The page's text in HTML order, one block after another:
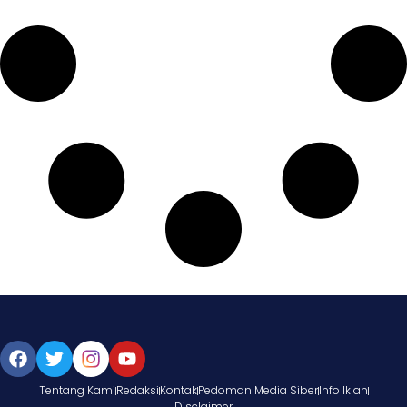
Tentang KamiRedaksiKontakPedoman Media SiberInfo Iklan